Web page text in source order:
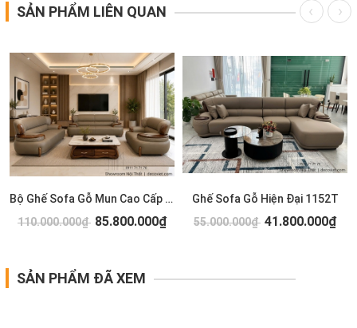
SẢN PHẨM LIÊN QUAN
Bộ Ghế Sofa Gỗ Mun Cao Cấp 1154T
110.000.000₫ 85.800.000₫
Ghế Sofa Gỗ Hiện Đại 1152T
55.000.000₫ 41.800.000₫
SẢN PHẨM ĐÃ XEM